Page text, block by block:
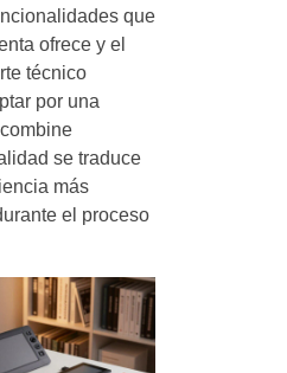
que
ofrece y el
técnico
por una
se traduce
más
el proceso